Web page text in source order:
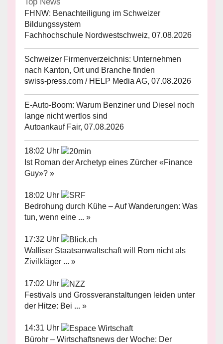
FHNW: Benachteiligung im Schweizer
Bildungssystem
Fachhochschule Nordwestschweiz, 07.08.2026
Schweizer Firmenverzeichnis: Unternehmen
nach Kanton, Ort und Branche finden
swiss-press.com / HELP Media AG, 07.08.2026
E-Auto-Boom: Warum Benziner und Diesel noch
lange nicht wertlos sind
Autoankauf Fair, 07.08.2026
18:02 Uhr
Ist Roman der Archetyp eines Zürcher «Finance
Guy»? »
18:02 Uhr
Bedrohung durch Kühe – Auf Wanderungen: Was
tun, wenn eine ... »
17:32 Uhr
Walliser Staatsanwaltschaft will Rom nicht als
Zivilkläger ... »
17:02 Uhr
Festivals und Grossveranstaltungen leiden unter
der Hitze: Bei ... »
14:31 Uhr
Bürohr – Wirtschaftsnews der Woche: Der